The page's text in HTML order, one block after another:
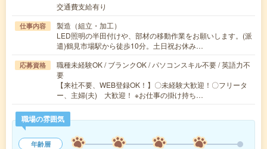
交通費支給有り
仕事内容
製造（組立・加工）
LED照明の半田付けや、部材の移動作業をお願いします。(派
遣)鶴見市場駅から徒歩10分。土日祝お休み…
応募資格
職種未経験OK / ブランクOK / パソコンスキル不要 / 英語力不
要
【来社不要、WEB登録OK！】〇未経験大歓迎！〇フリータ
ー、主婦(夫) 大歓迎！ ※お仕事の掛け持ち…
職場の雰囲気
年齢層